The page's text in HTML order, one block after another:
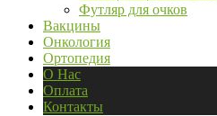
Футляр для очков
Вакцины
Онкология
Ортопедия
О Нас
Оплата
Контакты